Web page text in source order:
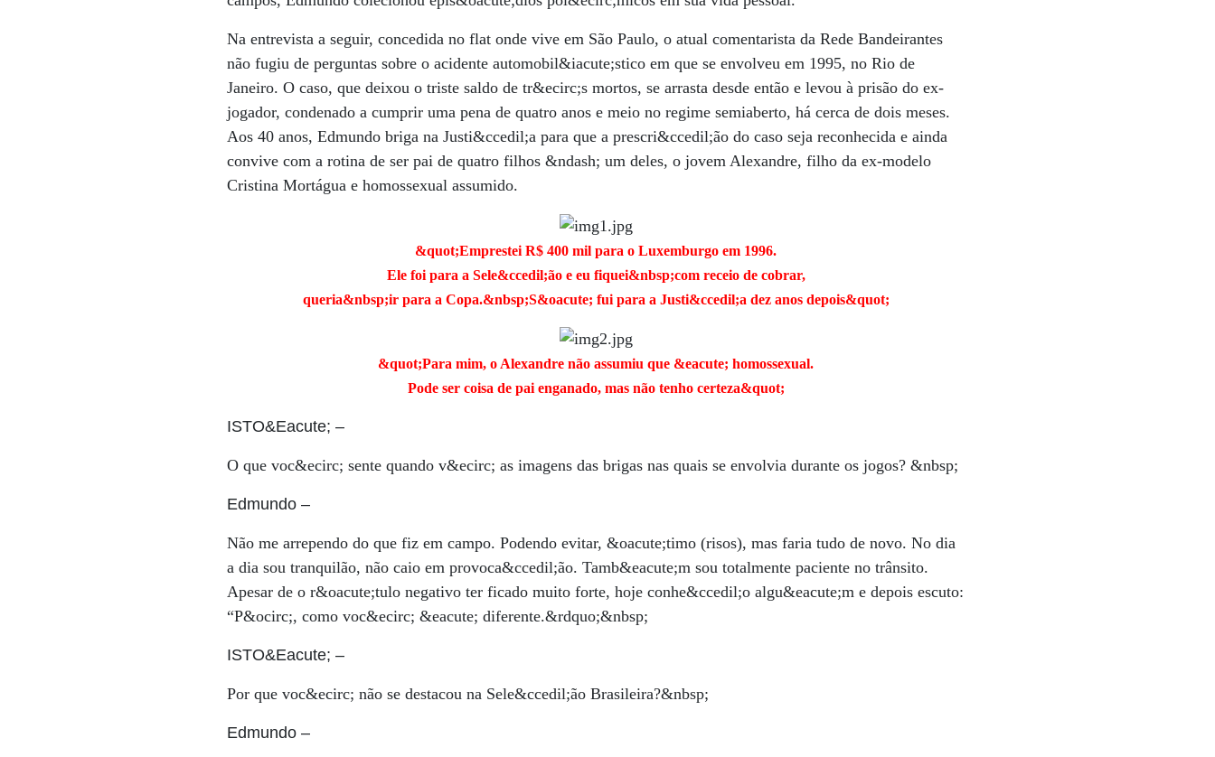
Na entrevista a seguir, concedida no flat onde vive em São Paulo, o atual comentarista da Rede Bandeirantes
não fugiu de perguntas sobre o acidente automobil&iacute;stico em que se envolveu em 1995, no Rio de
Janeiro. O caso, que deixou o triste saldo de tr&ecirc;s mortos, se arrasta desde então e levou à prisão do ex-
jogador, condenado a cumprir uma pena de quatro anos e meio no regime semiaberto, há cerca de dois meses.
Aos 40 anos, Edmundo briga na Justi&ccedil;a para que a prescri&ccedil;ão do caso seja reconhecida e ainda
convive com a rotina de ser pai de quatro filhos &ndash; um deles, o jovem Alexandre, filho da ex-modelo
Cristina Mortágua e homossexual assumido.
&quot;Emprestei R$ 400 mil para o Luxemburgo em 1996.
Ele foi para a Sele&ccedil;ão e eu fiquei&nbsp;com receio de cobrar,
queria&nbsp;ir para a Copa.&nbsp;S&oacute; fui para a Justi&ccedil;a dez anos depois&quot;
&quot;Para mim, o Alexandre não assumiu que &eacute; homossexual.
Pode ser coisa de pai enganado, mas não tenho certeza&quot;
ISTO&Eacute; –
O que voc&ecirc; sente quando v&ecirc; as imagens das brigas nas quais se envolvia durante os jogos? &nbsp;
Edmundo –
Não me arrependo do que fiz em campo. Podendo evitar, &oacute;timo (risos), mas faria tudo de novo. No dia
a dia sou tranquilão, não caio em provoca&ccedil;ão. Tamb&eacute;m sou totalmente paciente no trânsito.
Apesar de o r&oacute;tulo negativo ter ficado muito forte, hoje conhe&ccedil;o algu&eacute;m e depois escuto:
“P&ocirc;, como voc&ecirc; &eacute; diferente.&rdquo;&nbsp;
ISTO&Eacute; –
Por que voc&ecirc; não se destacou na Sele&ccedil;ão Brasileira?&nbsp;
Edmundo –